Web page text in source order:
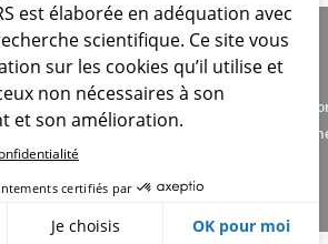
Charte
Données
est élaborée en adéquation avec
scientifique. Ce site vous
sur les cookies qu’il utilise et
non nécessaires à son
et son amélioration.
certifiés par
Je choisis OK pour moi